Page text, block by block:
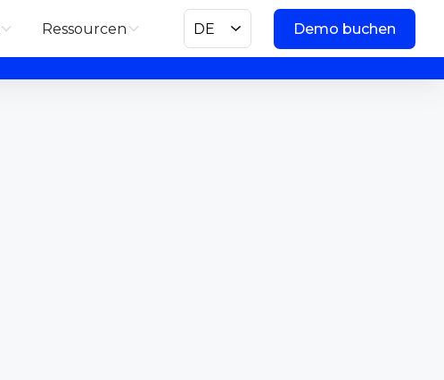
Ressourcen DE Demo buchen